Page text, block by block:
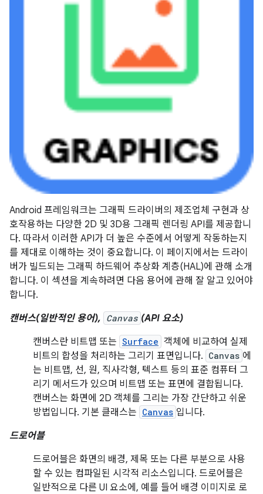
Android 프레임워크는 그래픽 드라이버의 제조업체 구현과 상
호작용하는 다양한 2D 및 3D용 그래픽 렌더링 API를 제공합니
다. 따라서 이러한 API가 더 높은 수준에서 어떻게 작동하는지
를 제대로 이해하는 것이 중요합니다. 이 페이지에서는 드라이
버가 빌드되는 그래픽 하드웨어 추상화 계층(HAL)에 관해 소개
합니다. 이 섹션을 계속하려면 다음 용어에 관해 잘 알고 있어야
합니다.
캔버스(일반적인 용어), Canvas (API 요소)
캔버스란 비트맵 또는 Surface 객체에 비교하여 실제
비트의 합성을 처리하는 그리기 표면입니다. Canvas 에
는 비트맵, 선, 원, 직사각형, 텍스트 등의 표준 컴퓨터 그
리기 메서드가 있으며 비트맵 또는 표면에 결합됩니다.
캔버스는 화면에 2D 객체를 그리는 가장 간단하고 쉬운
방법입니다. 기본 클래스는 Canvas 입니다.
드로어블
드로어블은 화면의 배경, 제목 또는 다른 부분으로 사용
할 수 있는 컴파일된 시각적 리소스입니다. 드로어블은
일반적으로 다른 UI 요소에, 예를 들어 배경 이미지로 로